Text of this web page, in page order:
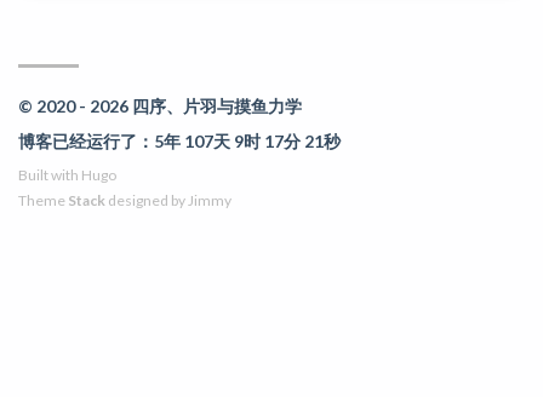
© 2020 - 2026 四序、片羽与摸鱼力学
博客已经运行了：5年 107天 9时 17分 21秒
Built with Hugo
Theme Stack designed by Jimmy